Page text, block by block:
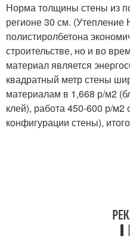
Норма толщины стены из
регионе 30 см. (Утепление
полистиролбетона
строительстве, но и во
материал является
квадратный метр стены
материалам в 1,668 р/м2
клей), работа 450-600 р/м2
конфигурации стены),